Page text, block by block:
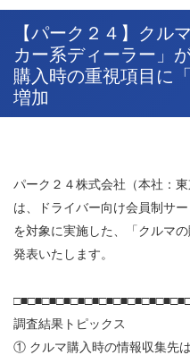
【パーク２４】クル
カー系ディーラー」
購入時の重視項目に
増加
パーク２４株式会社（本社：
は、ドライバー向け会員制サ
を対象に実施した、「クルマ
発表いたします。
調査結果トピックス
① クルマ購入時の情報収集先